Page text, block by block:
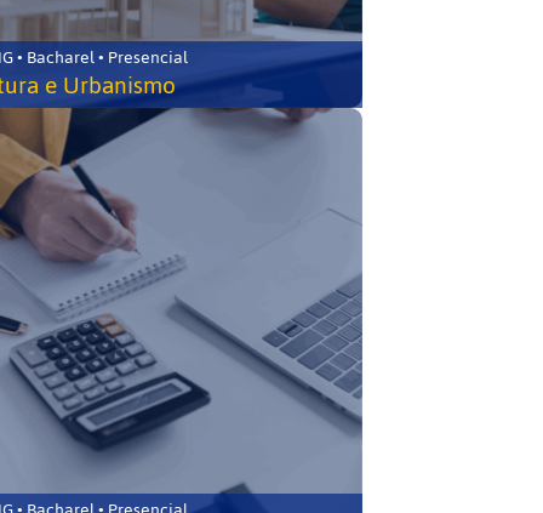
• Bacharel • Presencial
e Urbanismo